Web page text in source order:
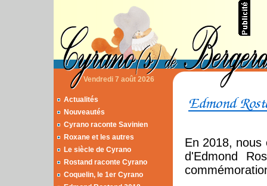
Vendredi 7 août 2026
Actualités
Nouveautés
Cyrano raconte Savinien
Roxane et les autres
Le siècle de Cyrano
Rostand raconte Cyrano
Coquelin, le 1er Cyrano
En 2018, nous
d'Edmond